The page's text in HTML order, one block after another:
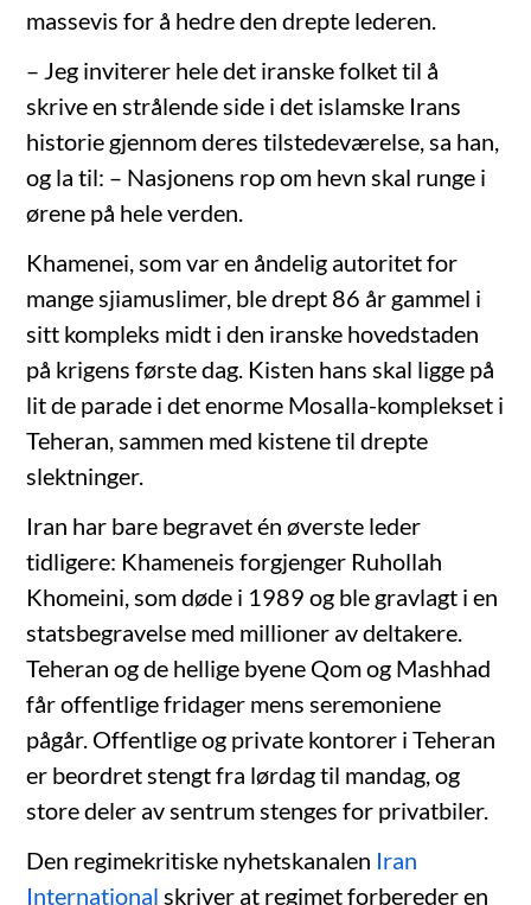
massevis for å hedre den drepte lederen.
– Jeg inviterer hele det iranske folket til å
skrive en strålende side i det islamske Irans
historie gjennom deres tilstedeværelse, sa han,
og la til: – Nasjonens rop om hevn skal runge i
ørene på hele verden.
Khamenei, som var en åndelig autoritet for
mange sjiamuslimer, ble drept 86 år gammel i
sitt kompleks midt i den iranske hovedstaden
på krigens første dag. Kisten hans skal ligge på
lit de parade i det enorme Mosalla-komplekset i
Teheran, sammen med kistene til drepte
slektninger.
Iran har bare begravet én øverste leder
tidligere: Khameneis forgjenger Ruhollah
Khomeini, som døde i 1989 og ble gravlagt i en
statsbegravelse med millioner av deltakere.
Teheran og de hellige byene Qom og Mashhad
får offentlige fridager mens seremoniene
pågår. Offentlige og private kontorer i Teheran
er beordret stengt fra lørdag til mandag, og
store deler av sentrum stenges for privatbiler.
Den regimekritiske nyhetskanalen Iran
International skriver at regimet forbereder en